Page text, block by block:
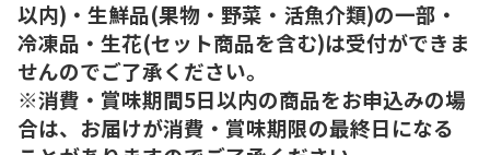
以内)・生鮮品(果物・野菜・活魚介類)の一部・
冷凍品・生花(セット商品を含む)は受付ができま
せんのでご了承ください。
※消費・賞味期間5日以内の商品をお申込みの場
合は、お届けが消費・賞味期限の最終日になる